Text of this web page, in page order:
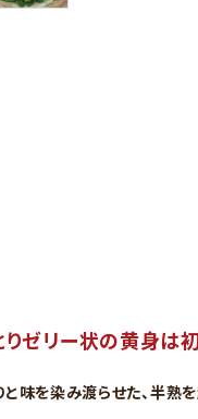
りゼリー状の黄身は
味を染み渡らせた、半熟